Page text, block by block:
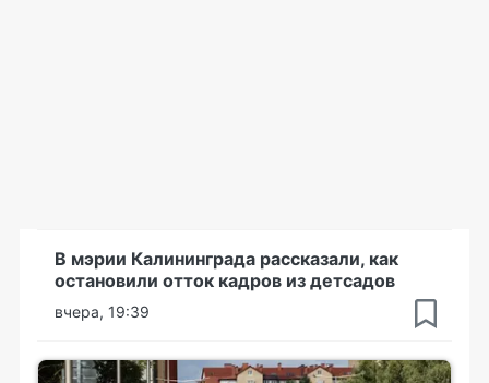
В мэрии Калининграда рассказали, как
остановили отток кадров из детсадов
вчера, 19:39